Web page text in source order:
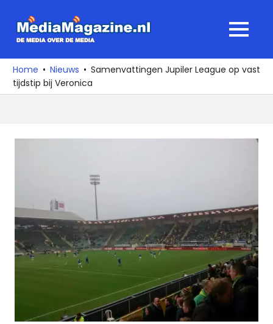
naar
media
over
de
MENU
Home Nieuws
Samenvattingen Jupiler League op vast
tijdstip bij Veronica